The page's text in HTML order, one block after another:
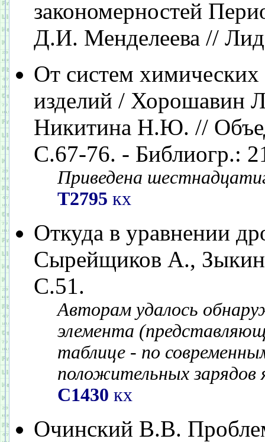
закономерностей
Д.И. Менделеева //
От систем химических
изделий / Хорошавин
Никитина Н.Ю. //
С.67-76. - Библиогр.:
Приведена
Т2795 кх
Откуда в уравнении
Сырейщиков А.,
С.51.
Авторам удалось
элемента
таблице - по
положительных зарядов
С1430 кх
Очинский В.В.